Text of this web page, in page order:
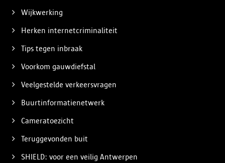
Wijkwerking
Herken internetcriminaliteit
Tips tegen inbraak
Voorkom gauwdiefstal
Veelgestelde verkeersvragen
Buurtinformatienetwerk
Cameratoezicht
Teruggevonden buit
SHIELD: voor een veilig Antwerpen